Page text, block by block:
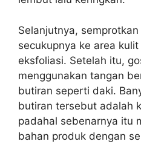
Selanjutnya,
secukupnya ke area
eksfoliasi. Setelah itu,
menggunakan tangan
butiran seperti daki.
butiran tersebut adalah
padahal sebenarnya itu
bahan produk dengan